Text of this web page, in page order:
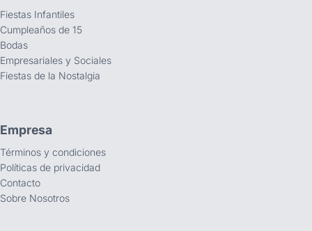
Fiestas Infantiles
Cumpleaños de 15
Bodas
Empresariales y Sociales
Fiestas de la Nostalgia
Empresa
Términos y condiciones
Políticas de privacidad
Contacto
Sobre Nosotros